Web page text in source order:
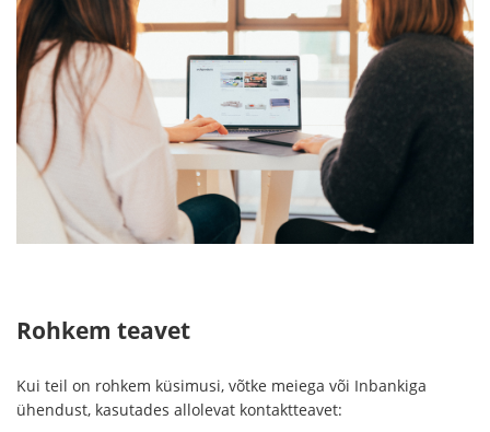
Rohkem teavet
Kui teil on rohkem küsimusi, võtke meiega või Inbankiga
ühendust, kasutades allolevat kontaktteavet: